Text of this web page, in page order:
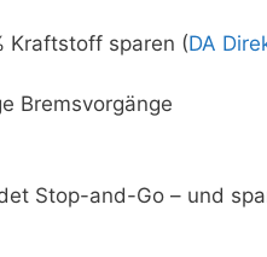
Kraftstoff sparen (DA
Bremsvorgänge
Stop-and-Go – und